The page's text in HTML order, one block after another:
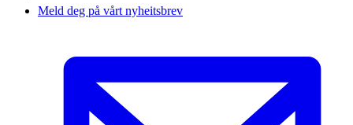
Meld deg på vårt nyheitsbrev